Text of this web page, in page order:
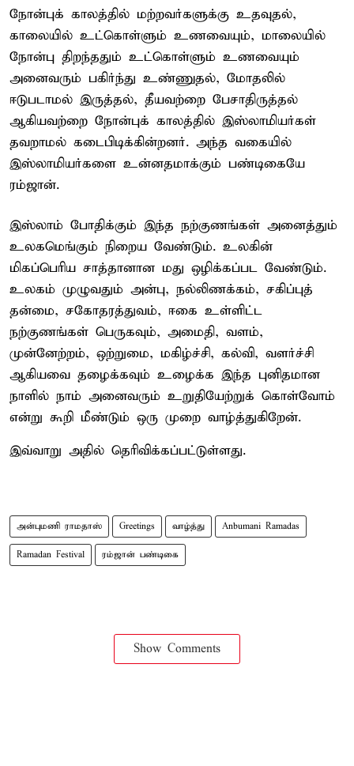
நோன்புக் காலத்தில் மற்றவர்களுக்கு உதவுதல்,
காலையில் உட்கொள்ளும் உணவையும், மாலையில்
நோன்பு திறந்ததும் உட்கொள்ளும் உணவையும்
அனைவரும் பகிர்ந்து உண்ணுதல், மோதலில்
ஈடுபடாமல் இருத்தல், தீயவற்றை பேசாதிருத்தல்
ஆகியவற்றை நோன்புக் காலத்தில் இஸ்லாமியர்கள்
தவறாமல் கடைபிடிக்கின்றனர். அந்த வகையில்
இஸ்லாமியர்களை உன்னதமாக்கும் பண்டிகையே
ரம்ஜான்.
இஸ்லாம் போதிக்கும் இந்த நற்குணங்கள் அனைத்தும்
உலகமெங்கும் நிறைய வேண்டும். உலகின்
மிகப்பெரிய சாத்தானான மது ஒழிக்கப்பட வேண்டும்.
உலகம் முழுவதும் அன்பு, நல்லிணக்கம், சகிப்புத்
தன்மை, சகோதரத்துவம், ஈகை உள்ளிட்ட
நற்குணங்கள் பெருகவும், அமைதி, வளம்,
முன்னேற்றம், ஒற்றுமை, மகிழ்ச்சி, கல்வி, வளர்ச்சி
ஆகியவை தழைக்கவும் உழைக்க இந்த புனிதமான
நாளில் நாம் அனைவரும் உறுதியேற்றுக் கொள்வோம்
என்று கூறி மீண்டும் ஒரு முறை வாழ்த்துகிறேன்.
இவ்வாறு அதில் தெரிவிக்கப்பட்டுள்ளது.
அன்புமணி ராமதாஸ் Greetings வாழ்த்து Anbumani Ramadas
Ramadan Festival ரம்ஜான் பண்டிகை
Show Comments